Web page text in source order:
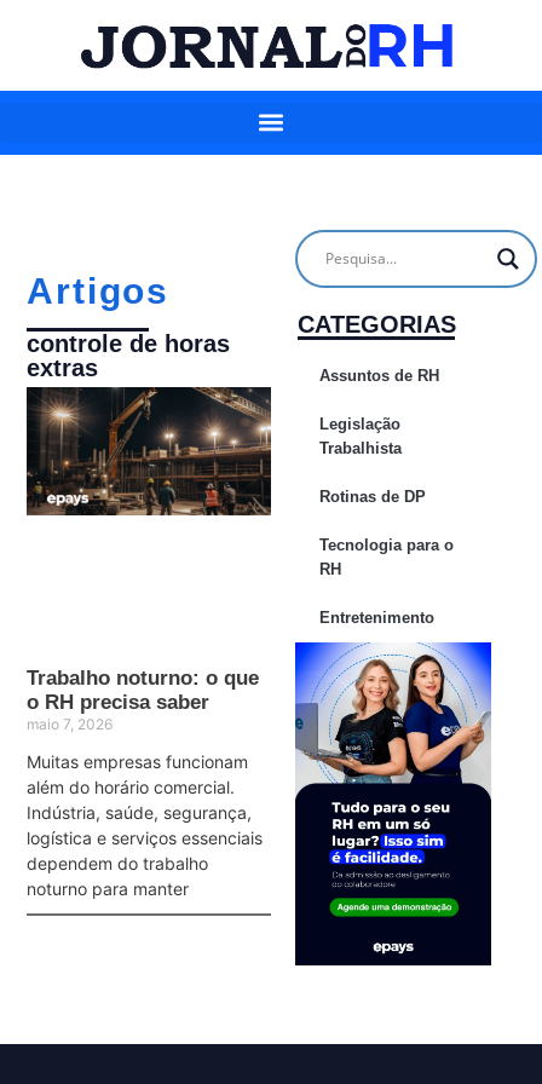
Artigos
controle de horas
extras
Trabalho noturno: o que
o RH precisa saber
maio 7, 2026
Muitas empresas funcionam
além do horário comercial.
Indústria, saúde, segurança,
logística e serviços essenciais
dependem do trabalho
noturno para manter
CATEGORIAS
Assuntos de RH
Legislação
Trabalhista
Rotinas de DP
Tecnologia para o
RH
Entretenimento